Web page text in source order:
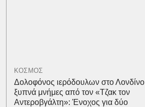
ΚΟΣΜΟΣ
Δολοφόνος ιερόδουλων στο Λονδίνο
ξυπνά μνήμες από τον «Τζακ τον
Αντεροβγάλτη»: Ένοχος για δύο